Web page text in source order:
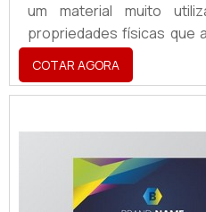
um material muito
propriedades físicas que
a aplicabilidade em
visual de uma marca,
criação
GARANTE UMA SÉRIE
produto é, hoje, um
COTAR AGORA